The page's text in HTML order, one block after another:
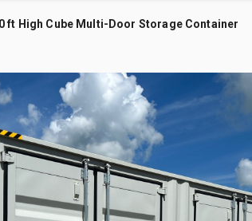
ft High Cube Multi-Door Storage Container